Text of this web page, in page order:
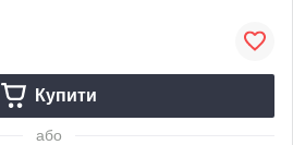
Купити
або